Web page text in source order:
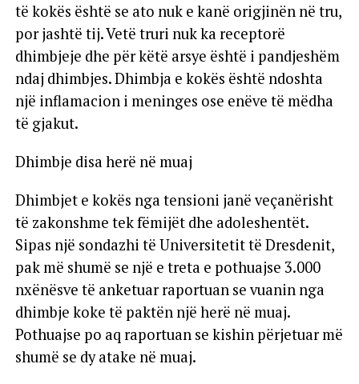
të kokës është se ato nuk e kanë origjinën në tru,
por jashtë tij. Vetë truri nuk ka receptorë
dhimbjeje dhe për këtë arsye është i pandjeshëm
ndaj dhimbjes. Dhimbja e kokës është ndoshta
një inflamacion i meninges ose enëve të mëdha
të gjakut.
Dhimbje disa herë në muaj
Dhimbjet e kokës nga tensioni janë veçanërisht
të zakonshme tek fëmijët dhe adoleshentët.
Sipas një sondazhi të Universitetit të Dresdenit,
pak më shumë se një e treta e pothuajse 3.000
nxënësve të anketuar raportuan se vuanin nga
dhimbje koke të paktën një herë në muaj.
Pothuajse po aq raportuan se kishin përjetuar më
shumë se dy atake në muaj.